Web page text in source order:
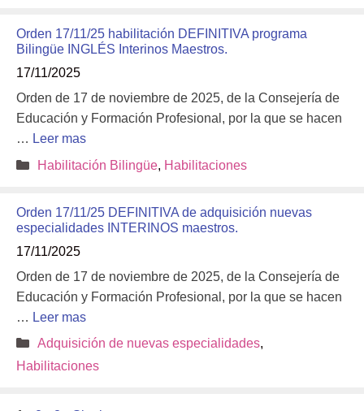
Orden 17/11/25 habilitación DEFINITIVA programa
Bilingüe INGLÉS Interinos Maestros.
17/11/2025
Orden de 17 de noviembre de 2025, de la Consejería de
Educación y Formación Profesional, por la que se hacen
… Leer mas
Categorías
Habilitación Bilingüe, Habilitaciones
Orden 17/11/25 DEFINITIVA de adquisición nuevas
especialidades INTERINOS maestros.
17/11/2025
Orden de 17 de noviembre de 2025, de la Consejería de
Educación y Formación Profesional, por la que se hacen
… Leer mas
Categorías
Adquisición de nuevas especialidades,
Habilitaciones